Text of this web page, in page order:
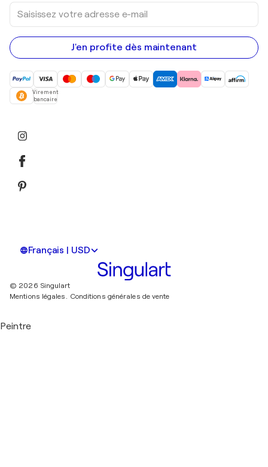
Saisissez
votre
adresse
e-
mail
J'en profite dès maintenant
Virement
bancaire
Français | USD
© 2026 Singulart
Mentions légales. Conditions générales de vente
Peintre